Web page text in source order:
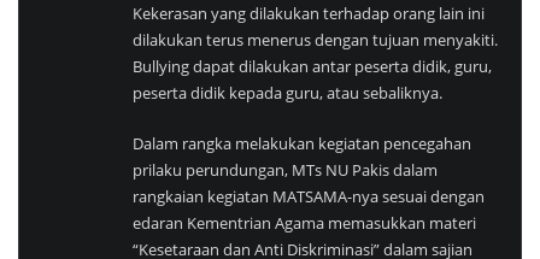
Kekerasan yang dilakukan terhadap orang lain ini
dilakukan terus menerus dengan tujuan menyakiti.
Bullying dapat dilakukan antar peserta didik, guru,
peserta didik kepada guru, atau sebaliknya.
Dalam rangka melakukan kegiatan pencegahan
prilaku perundungan, MTs NU Pakis dalam
rangkaian kegiatan MATSAMA-nya sesuai dengan
edaran Kementrian Agama memasukkan materi
“Kesetaraan dan Anti Diskriminasi” dalam sajian